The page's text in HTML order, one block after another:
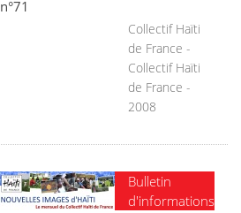
n°71
Collectif Haïti
de France -
Collectif Haïti
de France -
2008
Bulletin
d'informations